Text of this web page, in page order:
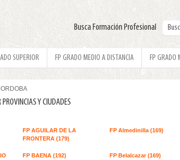
Busca Formación Profesional
SUPERIOR FP GRADO MEDIO A DISTANCIA FP GRADO
Y CIUDADES
FP AGUILAR DE LA
FRONTERA (179)
FP Almedinilla (169)
FP BAENA (192) FP Belalcazar (169)